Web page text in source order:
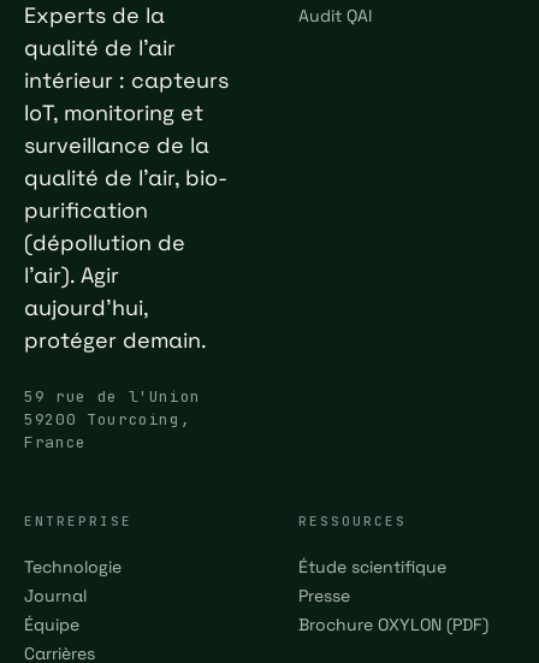
Experts de la
qualité de l'air
intérieur : capteurs
IoT, monitoring et
surveillance de la
qualité de l'air, bio-
purification
(dépollution de
l'air). Agir
aujourd'hui,
protéger demain.
59 rue de l'Union
59200 Tourcoing,
France
Audit QAI
ENTREPRISE
Technologie
Journal
Équipe
Carrières
RESSOURCES
Étude scientifique
Presse
Brochure OXYLON (PDF)